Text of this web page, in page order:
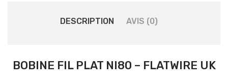
DESCRIPTION AVIS (0)
BOBINE FIL PLAT NI80 – FLATWIRE UK